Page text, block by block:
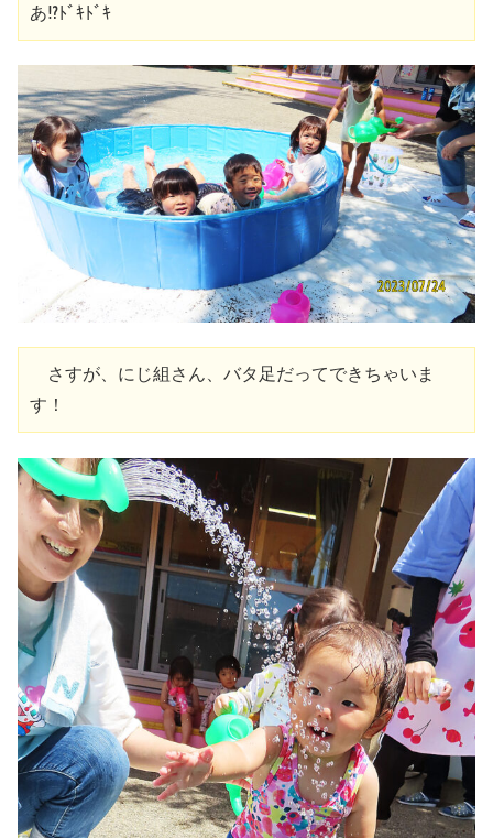
あ⁉ﾄﾞｷﾄﾞｷ
さすが、にじ組さん、バタ足だってできちゃいま
す！